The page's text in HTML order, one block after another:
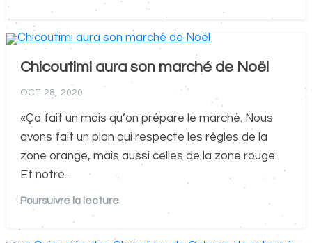
Chicoutimi aura son marché de Noël
OCT 28, 2020
«Ça fait un mois qu’on prépare le marché. Nous
avons fait un plan qui respecte les règles de la
zone orange, mais aussi celles de la zone rouge.
Et notre...
Poursuivre la lecture